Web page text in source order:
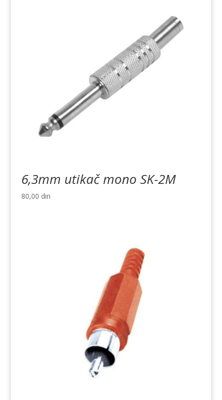
6,3mm utikač mono SK-2M
80,00 din